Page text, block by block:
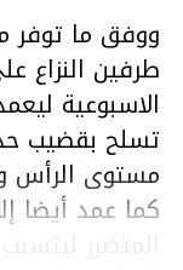
ووفق ما توفر
طرفين النزاع
الاسبوعية
تسلح بقضيب
مستوى الرأس
كما عمد أيضا
المتضرر